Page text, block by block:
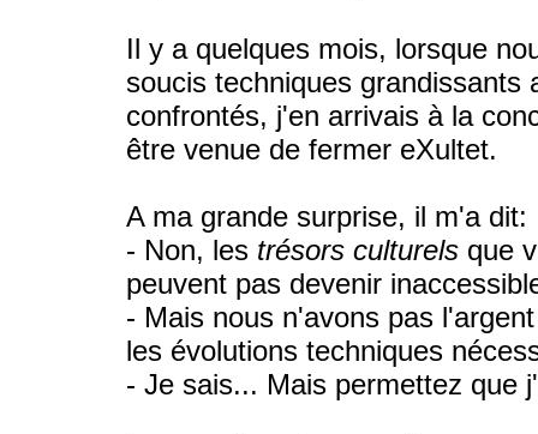
Il y a quelques mois, lorsque
soucis techniques grandissants
confrontés, j'en arrivais à la
être venue de fermer eXultet.
A ma grande surprise, il m'a dit:
- Non, les trésors culturels que
peuvent pas devenir
- Mais nous n'avons pas
les évolutions techniques
- Je sais... Mais permettez que